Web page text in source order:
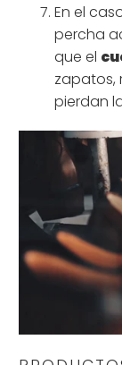
En el
percha
que el
zapatos,
pierdan